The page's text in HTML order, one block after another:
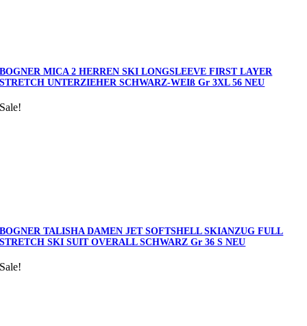
BOGNER MICA 2 HERREN SKI LONGSLEEVE FIRST LAYER
STRETCH UNTERZIEHER SCHWARZ-WEIß Gr 3XL 56 NEU
Sale!
BOGNER TALISHA DAMEN JET SOFTSHELL SKIANZUG FULL
STRETCH SKI SUIT OVERALL SCHWARZ Gr 36 S NEU
Sale!